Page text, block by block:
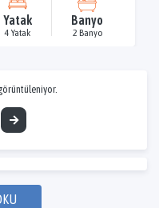
Yatak
4 Yatak
Banyo
2 Banyo